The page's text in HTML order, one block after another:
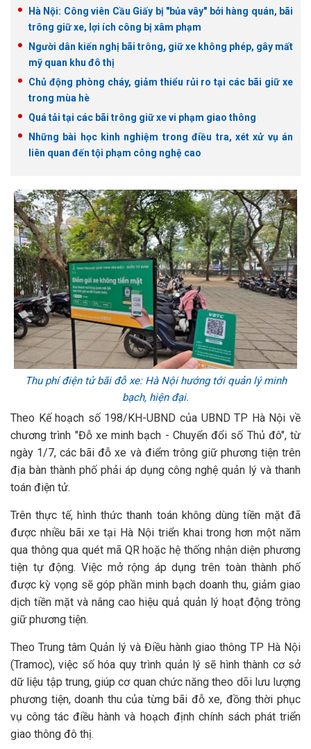
Hà Nội: Công viên Cầu Giấy bị "bủa vây" bởi hàng quán, bãi
trông giữ xe, lợi ích công bị xâm phạm
Người dân kiến nghị bãi trông, giữ xe không phép, gây mất
mỹ quan khu đô thị
Chủ động phòng cháy, giảm thiểu rủi ro tại các bãi giữ xe
trong mùa hè
Quá tải tại các bãi trông giữ xe vi phạm giao thông
Những bài học kinh nghiệm trong điều tra, xét xử vụ án
liên quan đến tội phạm công nghệ cao
Thu phí điện tử bãi đỗ xe: Hà Nội hướng tới quản lý minh
bạch, hiện đại.
Theo Kế hoạch số 198/KH-UBND của UBND TP Hà Nội về
chương trình "Đỗ xe minh bạch - Chuyển đổi số Thủ đô", từ
ngày 1/7, các bãi đỗ xe và điểm trông giữ phương tiện trên
địa bàn thành phố phải áp dụng công nghệ quản lý và thanh
toán điện tử.
Trên thực tế, hình thức thanh toán không dùng tiền mặt đã
được nhiều bãi xe tại Hà Nội triển khai trong hơn một năm
qua thông qua quét mã QR hoặc hệ thống nhận diện phương
tiện tự động. Việc mở rộng áp dụng trên toàn thành phố
được kỳ vọng sẽ góp phần minh bạch doanh thu, giảm giao
dịch tiền mặt và nâng cao hiệu quả quản lý hoạt động trông
giữ phương tiện.
Theo Trung tâm Quản lý và Điều hành giao thông TP Hà Nội
(Tramoc), việc số hóa quy trình quản lý sẽ hình thành cơ sở
dữ liệu tập trung, giúp cơ quan chức năng theo dõi lưu lượng
phương tiện, doanh thu của từng bãi đỗ xe, đồng thời phục
vụ công tác điều hành và hoạch định chính sách phát triển
giao thông đô thị.